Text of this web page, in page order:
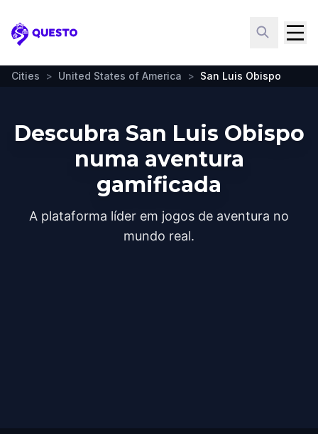
Questo
Cities > United States of America > San Luis Obispo
Descubra San Luis Obispo
numa aventura
gamificada
A plataforma líder em jogos de aventura no
mundo real.